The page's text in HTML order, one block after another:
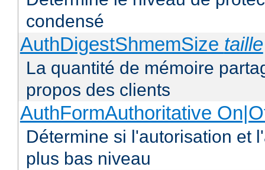
condensé
AuthDigestShmemSize taille
La quantité de mémoire
propos des clients
AuthFormAuthoritative
Détermine si l'autorisation et
plus bas niveau